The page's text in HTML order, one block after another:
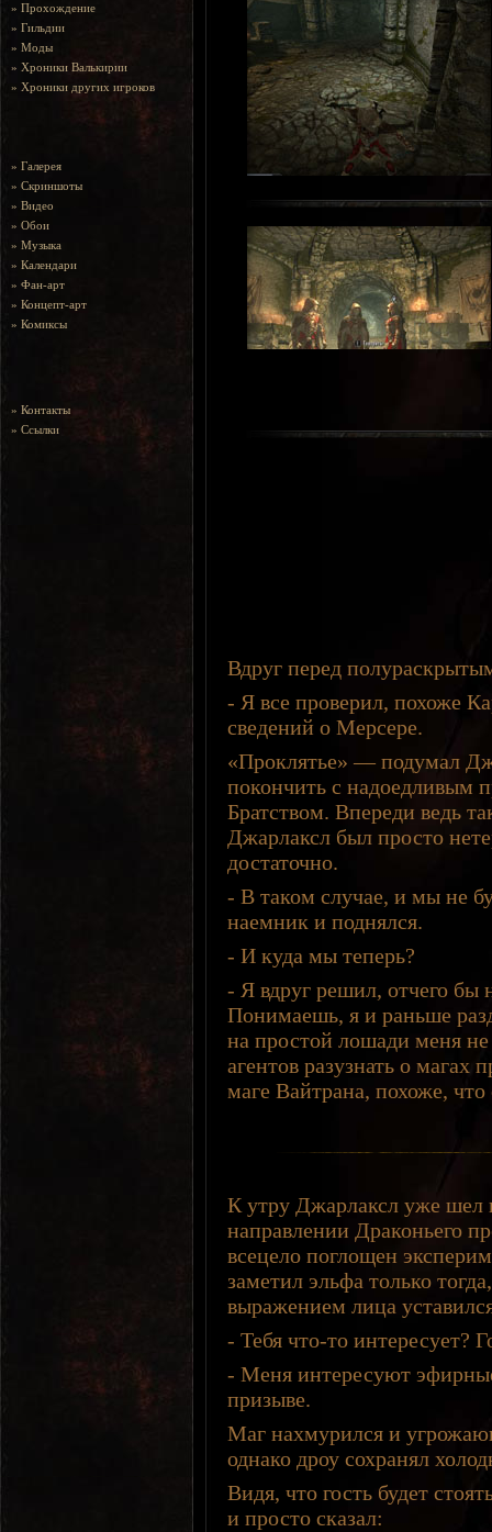
» Прохождение
» Гильдии
» Моды
» Хроники Валькирии
» Хроники других игроков
» Галерея
» Скриншоты
» Видео
» Обои
» Музыка
» Календари
» Фан-арт
» Концепт-арт
» Комиксы
» Контакты
» Ссылки
Вдруг перед
- Я все проверил, похоже
сведений о Мерсере.
«Проклятье» — подумал
покончить с надоедливым
Братством. Впереди ведь
Джарлаксл был просто
достаточно.
- В таком случае, и мы не
наемник и поднялся.
- И куда мы теперь?
- Я вдруг решил, отчего бы
Понимаешь, я и раньше
на простой лошади меня не
агентов разузнать о
маге Вайтрана, похоже,
К утру Джарлаксл уже шел
направлении Драконьего
всецело поглощен
заметил эльфа только
выражением лица
- Тебя что-то интересует?
- Меня интересуют
призыве.
Маг нахмурился и
однако дроу сохранял
Видя, что гость будет
и просто сказал: